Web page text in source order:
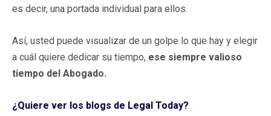
es decir, una portada individual para ellos.
Así, usted puede visualizar de un golpe lo que hay y elegir
a cuál quiere dedicar su tiempo, ese siempre valioso
tiempo del Abogado.
¿Quiere ver los blogs de Legal Today?